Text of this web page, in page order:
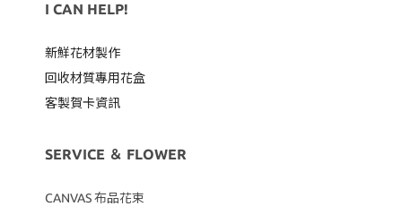
I CAN HELP!
新鮮花材製作
回收材質專用花盒
客製賀卡資訊
SERVICE ＆ FLOWER
CANVAS布品花束